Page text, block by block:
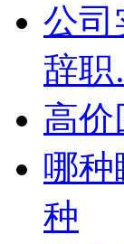
公司
辞
高价
哪种
种